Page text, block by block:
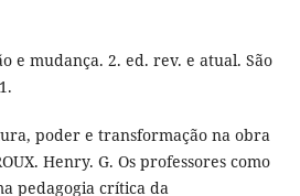
e mudança. 2. ed. rev. e atual. São
poder e transformação na obra
Henry. G. Os professores como
pedagogia crítica da